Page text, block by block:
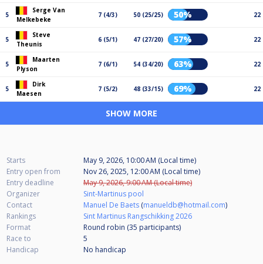
5
Serge Van
Melkebeke
7 (4/3) 50 (25/25) 50% 22
5
Steve
Theunis
6 (5/1) 47 (27/20) 57% 22
5
Maarten
Plyson
7 (6/1) 54 (34/20) 63% 22
5
Dirk
Maesen
7 (5/2) 48 (33/15) 69% 22
SHOW MORE
Starts
May 9, 2026, 10:00 AM (Local time)
Entry open from
Nov 26, 2025, 12:00 AM (Local time)
Entry deadline
May 9, 2026, 9:00 AM (Local time)
Organizer
Sint-Martinus pool
Contact
Manuel De Baets (manueldb@hotmail.com)
Rankings
Sint Martinus Rangschikking 2026
Format
Round robin (35 participants)
Race to
5
Handicap
No handicap